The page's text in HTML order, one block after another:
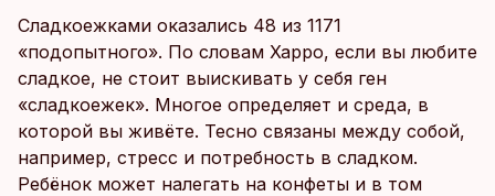
Сладкоежками оказались 48 из 1171
«подопытного». По словам Харро, если вы любите
сладкое, не стоит выискивать у себя ген
«сладкоежек». Многое определяет и среда, в
которой вы живёте. Тесно связаны между собой,
например, стресс и потребность в сладком.
Ребёнок может налегать на конфеты и в том